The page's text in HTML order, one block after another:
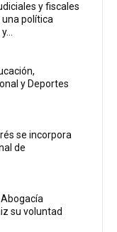
y fiscales
política
y Deportes
se incorpora
de
su voluntad